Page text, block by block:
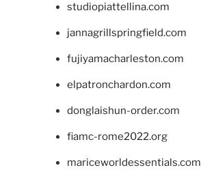
studiopiattellina.com
jannagrillspringfield.com
fujiyamacharleston.com
elpatronchardon.com
donglaishun-order.com
fiamc-rome2022.org
mariceworldessentials.com